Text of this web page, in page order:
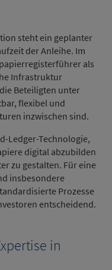
steht ein geplanter
der Anleihe. Im
als
Infrastruktur
Beteiligten unter
flexibel und
inzwischen sind.
Ledger-Technologie,
digital abzubilden
zu gestalten. Für eine
insbesondere
Prozesse
entscheidend.
in